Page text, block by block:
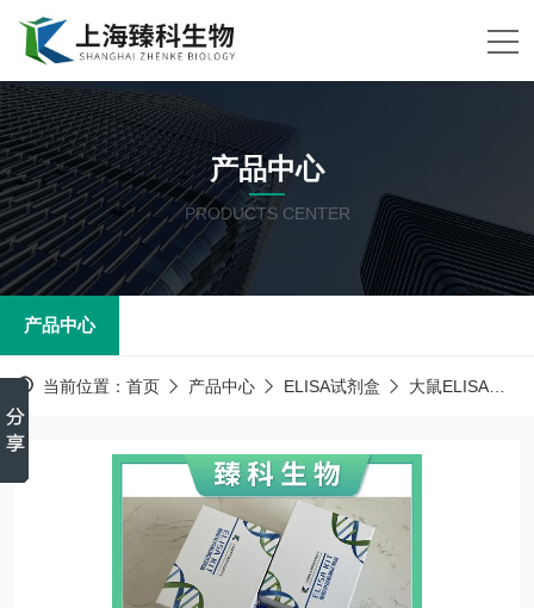
产品中心
PRODUCTS CENTER
产品中心
当前位置： 首页 产品中心 ELISA试剂盒 大鼠ELISA试剂盒